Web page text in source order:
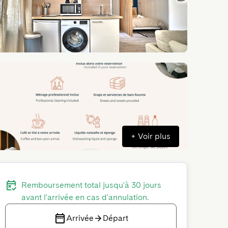
+ Voir plus
Remboursement total jusqu'à 30 jours
avant l'arrivée en cas d'annulation.
Arrivée Départ